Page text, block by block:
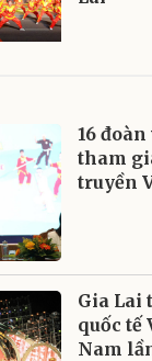
16
tham
truyền
Gia Lai
quốc tế
Nam